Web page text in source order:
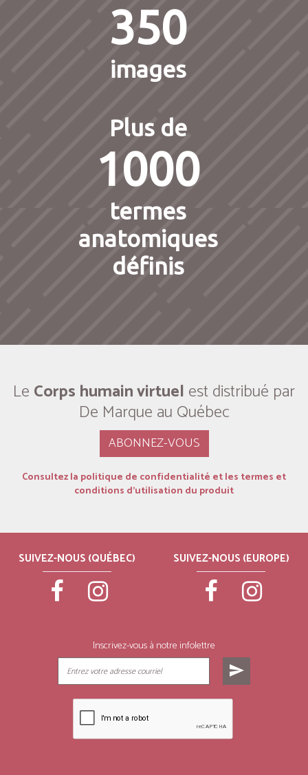
350
images
Plus de
1000
termes
anatomiques
définis
Le Corps humain virtuel est distribué par
De Marque au Québec
ABONNEZ-VOUS
Consultez la politique de confidentialité et les termes et
conditions d’utilisation du produit
SUIVEZ-NOUS (QUÉBEC) SUIVEZ-NOUS (EUROPE)
Inscrivez-vous à notre infolettre
send